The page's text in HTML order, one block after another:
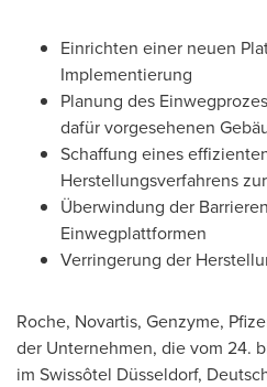
Einrichten einer neuen
Implementierung
Planung des
dafür vorgesehenen
Schaffung eines
Herstellungsverfahrens
Überwindung der
Einwegplattformen
Verringerung der
Roche, Novartis, Genzyme,
der Unternehmen, die vom 24.
im Swissôtel Düsseldorf,